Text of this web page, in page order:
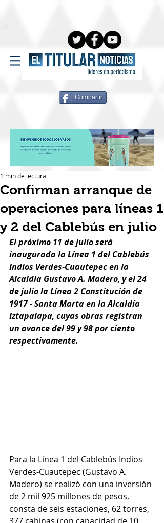
Compartir
Confirman arranque de
operaciones para líneas 1
y 2 del Cablebús en julio
1 min de lectura
El próximo 11 de julio será
inaugurada la Línea 1 del Cablebús
Indios Verdes-Cuautepec en la
Alcaldía Gustavo A. Madero, y el 24
de julio la Línea 2 Constitución de
1917 - Santa Marta en la Alcaldía
Iztapalapa, cuyas obras registran
un avance del 99 y 98 por ciento
respectivamente.
Para la Línea 1 del Cablebús Indios
Verdes-Cuautepec (Gustavo A.
Madero) se realizó con una inversión
de 2 mil 925 millones de pesos,
consta de seis estaciones, 62 torres,